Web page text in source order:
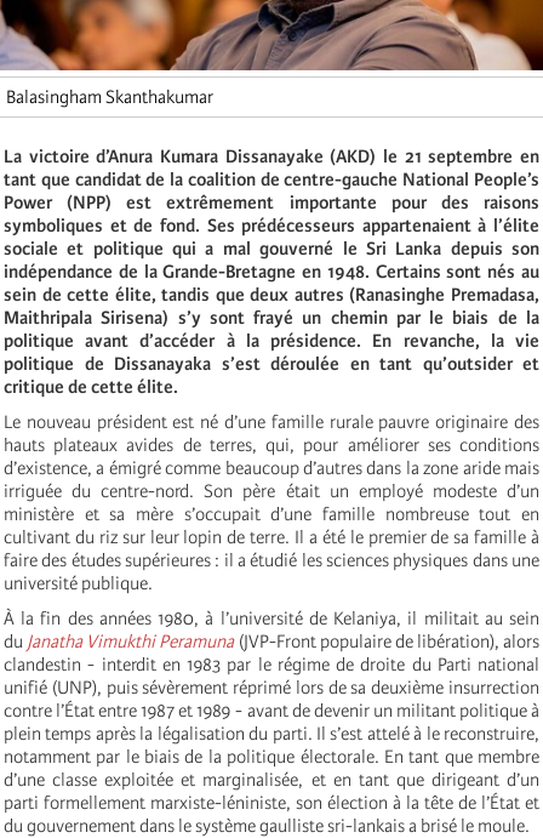
Balasingham Skanthakumar
La victoire d’Anura Kumara Dissanayake (AKD) le 21 septembre en
tant que candidat de la coalition de centre-gauche National People’s
Power (NPP) est extrêmement importante pour des raisons
symboliques et de fond. Ses prédécesseurs appartenaient à l’élite
sociale et politique qui a mal gouverné le Sri Lanka depuis son
indépendance de la Grande-Bretagne en 1948. Certains sont nés au
sein de cette élite, tandis que deux autres (Ranasinghe Premadasa,
Maithripala Sirisena) s’y sont frayé un chemin par le biais de la
politique avant d’accéder à la présidence. En revanche, la vie
politique de Dissanayaka s’est déroulée en tant qu’outsider et
critique de cette élite.
Le nouveau président est né d’une famille rurale pauvre originaire des
hauts plateaux avides de terres, qui, pour améliorer ses conditions
d’existence, a émigré comme beaucoup d’autres dans la zone aride mais
irriguée du centre-nord. Son père était un employé modeste d’un
ministère et sa mère s’occupait d’une famille nombreuse tout en
cultivant du riz sur leur lopin de terre. Il a été le premier de sa famille à
faire des études supérieures : il a étudié les sciences physiques dans une
université publique.
À la fin des années 1980, à l’université de Kelaniya, il militait au sein
du Janatha Vimukthi Peramuna(JVP-Front populaire de libération), alors
clandestin - interdit en 1983 par le régime de droite du Parti national
unifié (UNP), puis sévèrement réprimé lors de sa deuxième insurrection
contre l’État entre 1987 et 1989 - avant de devenir un militant politique à
plein temps après la légalisation du parti. Il s’est attelé à le reconstruire,
notamment par le biais de la politique électorale. En tant que membre
d’une classe exploitée et marginalisée, et en tant que dirigeant d’un
parti formellement marxiste-léniniste, son élection à la tête de l’État et
du gouvernement dans le système gaulliste sri-lankais a brisé le moule.